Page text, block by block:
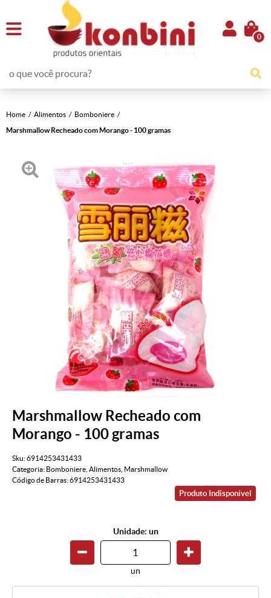
0
Home Alimentos
Bomboniere
Marshmallow Recheado com Morango - 100 gramas
Marshmallow Recheado com
Morango - 100 gramas
Sku:6914253431433
Categoria: Bomboniere Alimentos Marshmallow
Código de Barras:6914253431433
Produto Indisponível
Unidade: un
un